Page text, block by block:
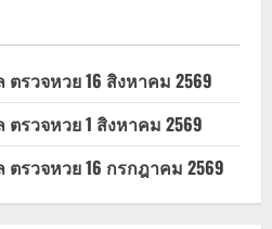
รวจหวย 16 สิงหาคม 2569
รวจหวย 1 สิงหาคม 2569
รวจหวย 16 กรกฎาคม 2569